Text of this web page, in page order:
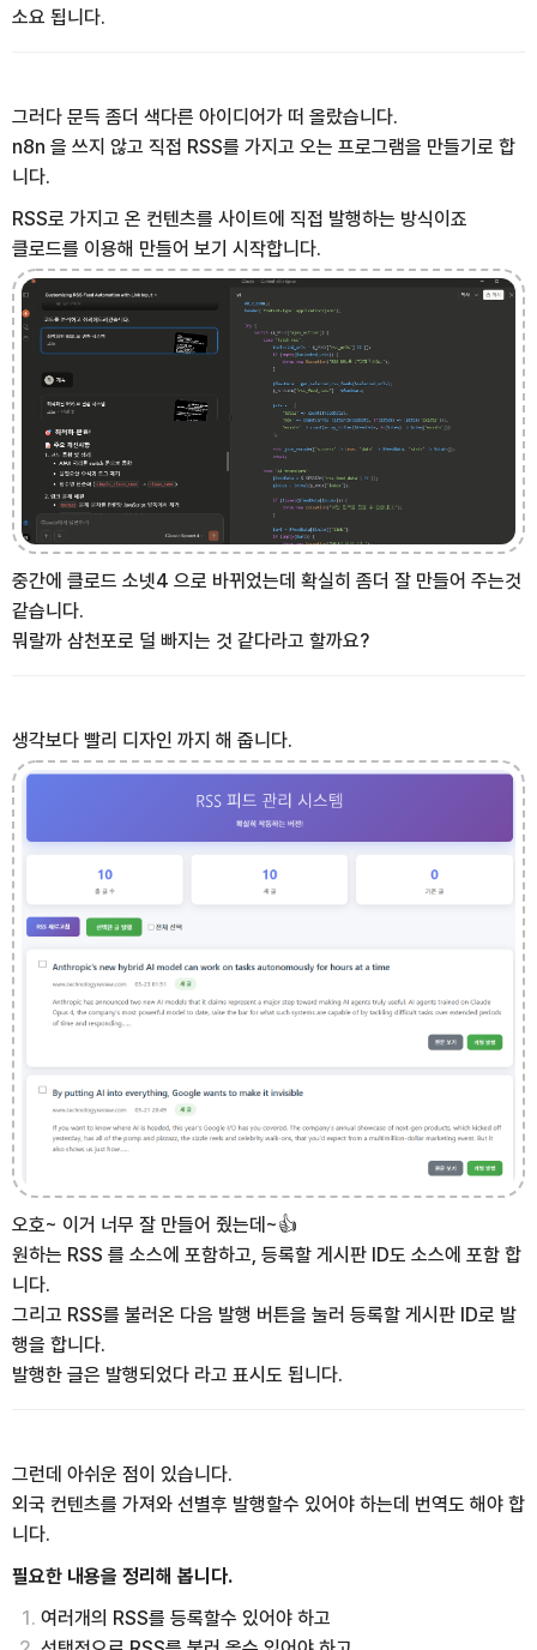
소요 됩니다.
그러다 문득 좀더 색다른 아이디어가 떠 올랐습니다.
n8n 을 쓰지 않고 직접 RSS를 가지고 오는 프로그램을 만들기로 합
니다.
RSS로 가지고 온 컨텐츠를 사이트에 직접 발행하는 방식이죠
클로드를 이용해 만들어 보기 시작합니다.
중간에 클로드 소넷4 으로 바뀌었는데 확실히 좀더 잘 만들어 주는것
같습니다.
뭐랄까 삼천포로 덜 빠지는 것 같다라고 할까요?
생각보다 빨리 디자인 까지 해 줍니다.
오호~ 이거 너무 잘 만들어 줬는데~👍
원하는 RSS 를 소스에 포함하고, 등록할 게시판 ID도 소스에 포함 합
니다.
그리고 RSS를 불러온 다음 발행 버튼을 눌러 등록할 게시판 ID로 발
행을 합니다.
발행한 글은 발행되었다 라고 표시도 됩니다.
그런데 아쉬운 점이 있습니다.
외국 컨텐츠를 가져와 선별후 발행할수 있어야 하는데 번역도 해야 합
니다.
필요한 내용을 정리해 봅니다.
여러개의 RSS를 등록할수 있어야 하고